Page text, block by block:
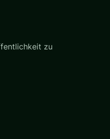
zu